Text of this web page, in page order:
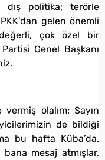
politika; terörle
gelen önemli
değerli, çok özel bir
Genel Başkanı
olalım; Sayın
de bildiği
bu hafta Küba’da.
mesaj atmışlar,